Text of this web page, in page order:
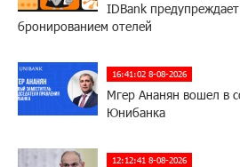
IDBank
бронированием отелей
16:41:02 8-08-2026
Мгер Ананян вошел в
Юнибанка
12:12:41 8-08-2026